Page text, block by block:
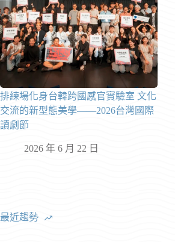
排練場化身台韓跨國感官實驗室 文化
交流的新型態美學——2026台灣國際
讀劇節
2026 年 6 月 22 日
最近趨勢